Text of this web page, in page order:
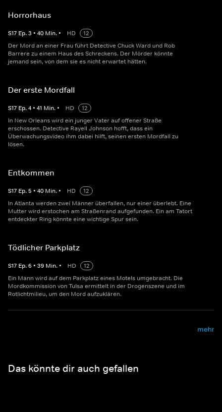
Horrorhaus
S17 Ep.3 • 40 Min. • HD
12
Der Mord an einer Frau führt Detective Chuck Ward und Rob
Barrere zu einem Haus des Schreckens. Der Mörder könnte
jemand sein, von dem sie es nicht erwartet hätten.
Der erste Mordfall
S17 Ep.4 • 41 Min. • HD
12
In New Orleans wird ein junger Vater auf offener Straße
erschossen. Detective Rayell Johnson hofft, dass ein
Überwachungsvideo ihm dabei hilft, seinen ersten Mordfall zu
lösen.
Entkommen
S17 Ep.5 • 40 Min. • HD
12
In Atlanta werden zwei Männer überfallen, nur einer überlebt. Eine
Mutter wird erstochen am Straßenrand aufgefunden. Ein am Tatort
entdeckter Ring könnte eine wichtige Spur sein.
Tödlicher Parkplatz
S17 Ep.6 • 39 Min. • HD
12
Ein Mann wird auf dem Parkplatz eines Motels umgebracht. Die
Mordkommission von Tulsa ermittelt in der Drogenszene und im
Rotlichtmilieu, um den Mord aufzuklären.
mehr
Das könnte dir auch gefallen